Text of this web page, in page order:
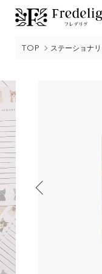
TOP ステーショナ